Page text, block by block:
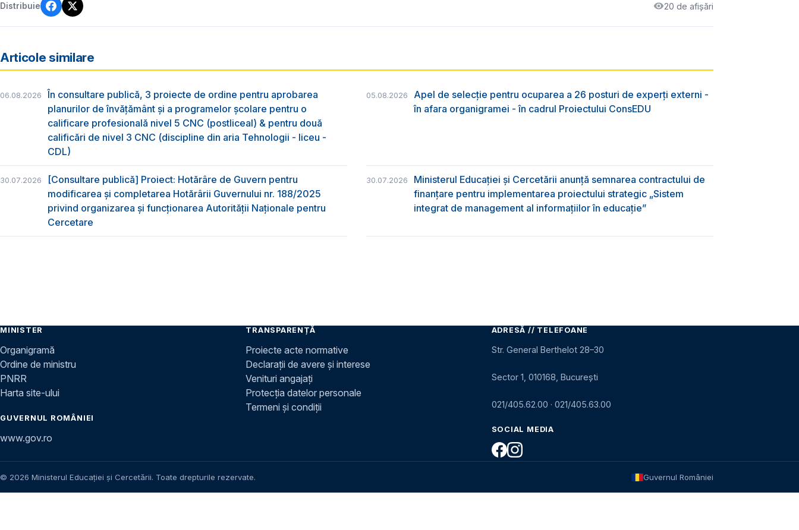
Distribuie 20 de afișări
Articole similare
06.08.2026
În consultare publică, 3 proiecte de ordine pentru aprobarea
planurilor de învățământ și a programelor școlare pentru o
calificare profesională nivel 5 CNC (postliceal) & pentru două
calificări de nivel 3 CNC (discipline din aria Tehnologii - liceu -
CDL)
05.08.2026
Apel de selecție pentru ocuparea a 26 posturi de experți externi -
în afara organigramei - în cadrul Proiectului ConsEDU
30.07.2026
[Consultare publică] Proiect: Hotărâre de Guvern pentru
modificarea și completarea Hotărârii Guvernului nr. 188/2025
privind organizarea şi funcţionarea Autorităţii Naţionale pentru
Cercetare
30.07.2026
Ministerul Educației și Cercetării anunță semnarea contractului de
finanțare pentru implementarea proiectului strategic „Sistem
integrat de management al informațiilor în educație”
MINISTER
Organigramă
Ordine de ministru
PNRR
Harta site-ului
GUVERNUL ROMÂNIEI
www.gov.ro
TRANSPARENȚĂ
Proiecte acte normative
Declarații de avere și interese
Venituri angajați
Protecția datelor personale
Termeni și condiții
ADRESĂ // TELEFOANE
Str. General Berthelot 28–30
Sector 1, 010168, București
021/405.62.00 · 021/405.63.00
SOCIAL MEDIA
© 2026 Ministerul Educației și Cercetării. Toate drepturile rezervate. Guvernul României